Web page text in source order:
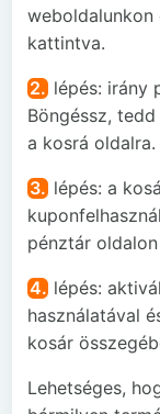
weboldalunkon
kattintva.
2. lépés: irány
Böngéssz,
a kosrá oldalra.
3. lépés: a
pénztár
4. lépés:
használatával
kosár
Lehetséges,